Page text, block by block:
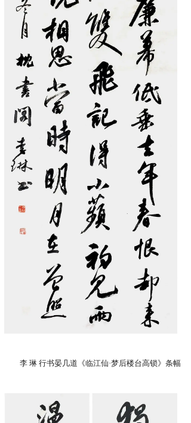
李 琳 行书晏几道《临江仙·梦后楼台高锁》条幅